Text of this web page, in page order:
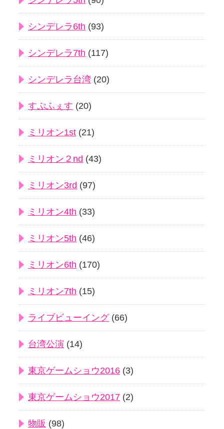
シンデレラ6th (93)
シンデレラ7th (117)
シンデレラ台湾 (20)
すぷふぇす (20)
ミリオン1st (21)
ミリオン２nd (43)
ミリオン3rd (97)
ミリオン4th (33)
ミリオン5th (46)
ミリオン6th (170)
ミリオン7th (15)
ライブビューイング(66)
台湾公演 (14)
東京ゲームショウ2016 (3)
東京ゲームショウ2017 (2)
物販 (98)